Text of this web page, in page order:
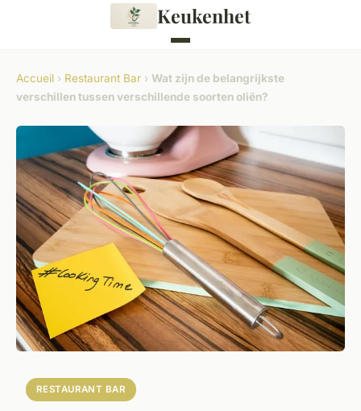
Keukenhet
Accueil › Restaurant Bar › Wat zijn de belangrijkste
verschillen tussen verschillende soorten oliën?
RESTAURANT BAR